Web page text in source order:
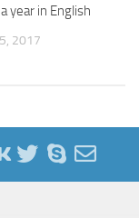
year in English
2017